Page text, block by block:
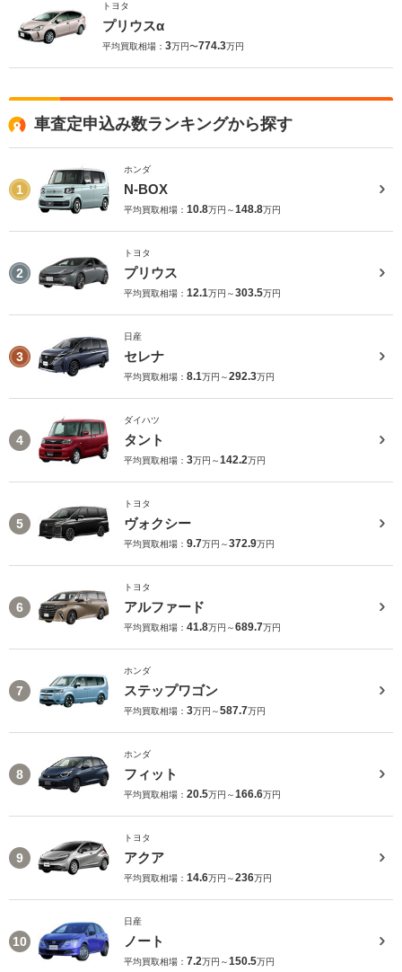
トヨタ
プリウスα
平均買取相場： 3万円〜774.3万円
車査定申込み数ランキングから探す
1
ホンダ
N-BOX
平均買取相場： 10.8万円～148.8万円
2
トヨタ
プリウス
平均買取相場： 12.1万円～303.5万円
3
日産
セレナ
平均買取相場： 8.1万円～292.3万円
4
ダイハツ
タント
平均買取相場： 3万円～142.2万円
5
トヨタ
ヴォクシー
平均買取相場： 9.7万円～372.9万円
6
トヨタ
アルファード
平均買取相場： 41.8万円～689.7万円
7
ホンダ
ステップワゴン
平均買取相場： 3万円～587.7万円
8
ホンダ
フィット
平均買取相場： 20.5万円～166.6万円
9
トヨタ
アクア
平均買取相場： 14.6万円～236万円
10
日産
ノート
平均買取相場： 7.2万円～150.5万円